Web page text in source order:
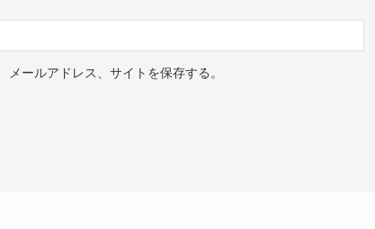
ールアドレス、サイトを保存する。